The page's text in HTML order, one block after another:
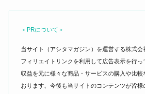
＜PRについて＞
当サイト（アシタマガジン）を運営する株式
フィリエイトリンクを利用して広告表示を行
収益を元に様々な商品・サービスの購入や比較
おります。今後も当サイトのコンテンツが皆様